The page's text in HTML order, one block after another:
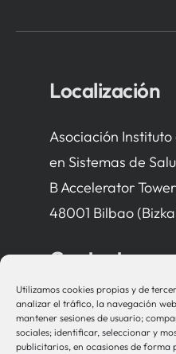
Utilizamos cookies propias y de
analizar el tráfico, la navegación
mantener sesiones de usuario;
sociales; identificar, seleccionar y
publicitarios, en ocasiones de forma
Localización
Asociación
en Sistemas de
B Accelerator
48001 Bilbao
Contacto
bio-
944 00 77 90